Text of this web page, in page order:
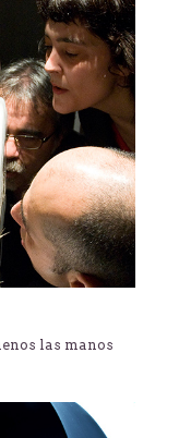
las manos